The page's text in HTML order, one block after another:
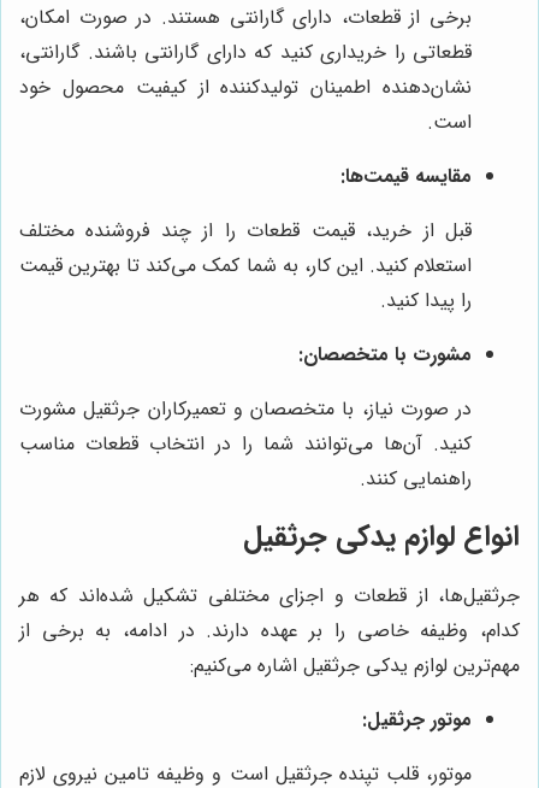
برخی از قطعات، دارای گارانتی هستند. در صورت امکان،
قطعاتی را خریداری کنید که دارای گارانتی باشند. گارانتی،
نشان‌دهنده اطمینان تولیدکننده از کیفیت محصول خود
است.
مقایسه قیمت‌ها:
قبل از خرید، قیمت قطعات را از چند فروشنده مختلف
استعلام کنید. این کار، به شما کمک می‌کند تا بهترین قیمت
را پیدا کنید.
مشورت با متخصصان:
در صورت نیاز، با متخصصان و تعمیرکاران جرثقیل مشورت
کنید. آن‌ها می‌توانند شما را در انتخاب قطعات مناسب
راهنمایی کنند.
انواع لوازم یدکی جرثقیل
جرثقیل‌ها، از قطعات و اجزای مختلفی تشکیل شده‌اند که هر
کدام، وظیفه خاصی را بر عهده دارند. در ادامه، به برخی از
مهم‌ترین لوازم یدکی جرثقیل اشاره می‌کنیم:
موتور جرثقیل:
موتور، قلب تپنده جرثقیل است و وظیفه تامین نیروی لازم